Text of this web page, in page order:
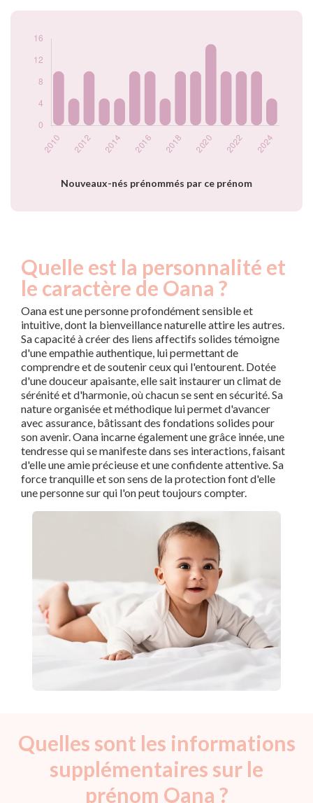
Nouveaux-nés prénommés par ce prénom
Popularité du
2019
2020
10
Quelle est la personnalité et
le caractère de Oana ?
Oana est une personne profondément sensible et
intuitive, dont la bienveillance naturelle attire les autres.
Sa capacité à créer des liens affectifs solides témoigne
d'une empathie authentique, lui permettant de
comprendre et de soutenir ceux qui l'entourent. Dotée
d'une douceur apaisante, elle sait instaurer un climat de
sérénité et d'harmonie, où chacun se sent en sécurité. Sa
nature organisée et méthodique lui permet d'avancer
avec assurance, bâtissant des fondations solides pour
son avenir. Oana incarne également une grâce innée, une
tendresse qui se manifeste dans ses interactions, faisant
d'elle une amie précieuse et une confidente attentive. Sa
force tranquille et son sens de la protection font d'elle
une personne sur qui l'on peut toujours compter.
Quelles sont les informations
supplémentaires sur le
prénom Oana ?